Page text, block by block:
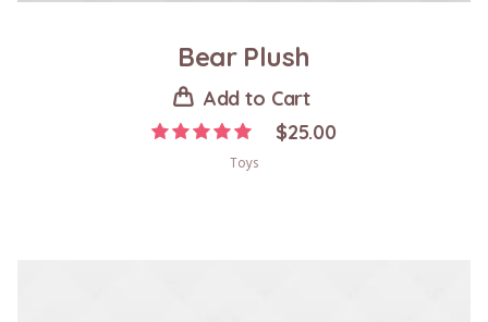
Bear Plush
Add to Cart
$25.00
Toys